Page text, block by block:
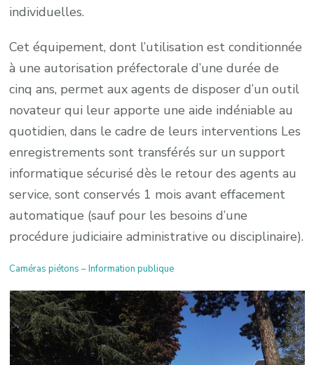
individuelles.
Cet équipement, dont l’utilisation est conditionnée
à une autorisation préfectorale d’une durée de
cinq ans, permet aux agents de disposer d’un outil
novateur qui leur apporte une aide indéniable au
quotidien, dans le cadre de leurs interventions Les
enregistrements sont transférés sur un support
informatique sécurisé dès le retour des agents au
service, sont conservés 1 mois avant effacement
automatique (sauf pour les besoins d’une
procédure judiciaire administrative ou disciplinaire).
Caméras piétons – Information publique